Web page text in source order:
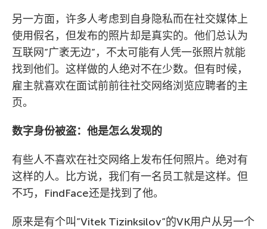
另一方面，许多人考虑到自身隐私而在社交媒体上
使用假名，但发布的照片却是真实的。他们总认为
互联网”广袤无边”，不太可能有人凭一张照片就能
找到他们。这样做的人绝对不在少数。但有时候，
雇主就喜欢在面试前前往社交网络浏览应聘者的主
页。
数字身份被盗：他是怎么发现的
有些人不喜欢在社交网络上发布任何照片。绝对有
这样的人。比方说，我们有一名员工就是这样。但
不巧，FindFace还是找到了他。
原来是有个叫”Vitek Tizinksilov”的VK用户从另一个